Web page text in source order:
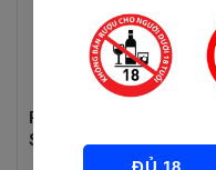
Rượu Vang Manente Salice
Salentino Riserva